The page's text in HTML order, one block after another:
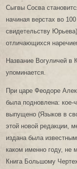
Сыгвы Сосва
начиная верстах во
свидетельству
отличающихся
Название Вогуличей в
упоминается.
При царе Феодоре
была подновлена: кое-
выпущено (Языков в
этой новой редакции,
издана была
каком именно году, не
Книга Большому